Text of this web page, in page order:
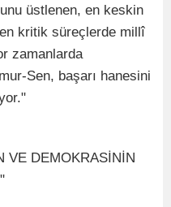
üstlenen, en keskin
kritik süreçlerde millî
zamanlarda
Sen, başarı hanesini
VE DEMOKRASİNİN